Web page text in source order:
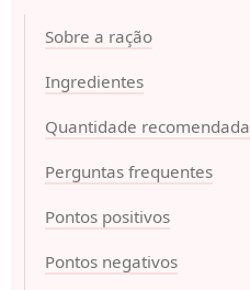
Sobre a ração
Ingredientes
Quantidade recomendada
Perguntas frequentes
Pontos positivos
Pontos negativos